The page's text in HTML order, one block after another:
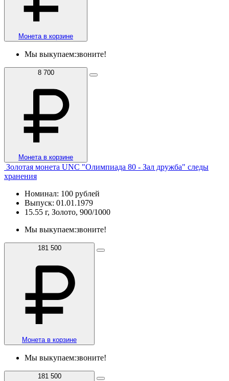
Монета в корзине
Мы выкупаем:звоните!
8 700
Монета в корзине
Золотая монета UNC "Олимпиада 80 - Зал дружба" следы
хранения
Номинал: 100 рублей
Выпуск: 01.01.1979
15.55 г, Золото, 900/1000
Мы выкупаем:звоните!
181 500
Монета в корзине
Мы выкупаем:звоните!
181 500